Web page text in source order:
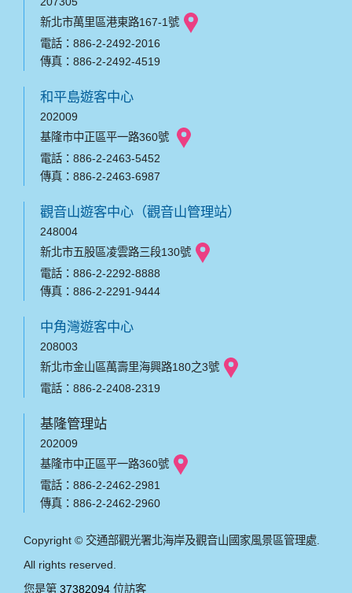
新北市萬里區港東路167-1號
電話：886-2-2492-2016
傳真：886-2-2492-4519
和平島遊客中心
202009
基隆市中正區平一路360號
電話：886-2-2463-5452
傳真：886-2-2463-6987
觀音山遊客中心（觀音山管理站）
248004
新北市五股區凌雲路三段130號
電話：886-2-2292-8888
傳真：886-2-2291-9444
中角灣遊客中心
208003
新北市金山區萬壽里海興路180之3號
電話：886-2-2408-2319
基隆管理站
202009
基隆市中正區平一路360號
電話：886-2-2462-2981
傳真：886-2-2462-2960
Copyright © 交通部觀光署北海岸及觀音山國家風景區管理處.
All rights reserved.
您是第 37382094 位訪客